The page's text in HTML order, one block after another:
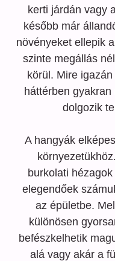
kerti járdán vagy
később már
növényeket ellepik
szinte megállás
körül. Mire
háttérben
dolgozik
A hangyák
burkolati
elegendőek
az épületbe.
különösen
befészkelhetik
alá vagy akár a